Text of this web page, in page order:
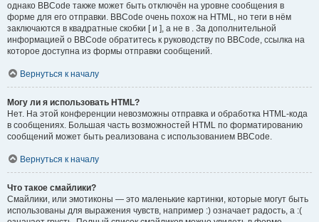
однако BBCode также может быть отключён на уровне сообщения в
форме для его отправки. BBCode очень похож на HTML, но теги в нём
заключаются в квадратные скобки [ и ], а не в . За дополнительной
информацией о BBCode обратитесь к руководству по BBCode, ссылка на
которое доступна из формы отправки сообщений.
Вернуться к началу
Могу ли я использовать HTML?
Нет. На этой конференции невозможны отправка и обработка HTML-кода
в сообщениях. Большая часть возможностей HTML по форматированию
сообщений может быть реализована с использованием BBCode.
Вернуться к началу
Что такое смайлики?
Смайлики, или эмотиконы — это маленькие картинки, которые могут быть
использованы для выражения чувств, например :) означает радость, а :(